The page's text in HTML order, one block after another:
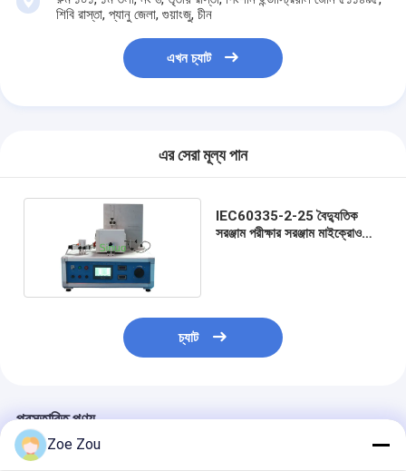
শিবি রাস্তা, প্যানু জেলা, গুয়াংজু, চীন
এখন চ্যাট
এর সেরা মূল্য পান
IEC60335-2-25 বৈদ্যুতিক
সরঞ্জাম পরীক্ষার সরঞ্জাম মাইক্রোওয়েভ
চ্যাট
প্রস্তাবিত পণ্য
Zoe Zou